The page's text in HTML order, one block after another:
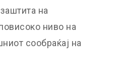
на
ниво на
сообраќај на